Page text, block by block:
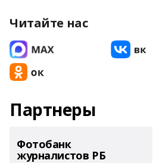
Читайте нас
Партнеры
Фотобанк
журналистов РБ